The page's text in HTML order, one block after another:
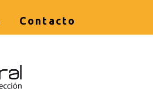
Contacto